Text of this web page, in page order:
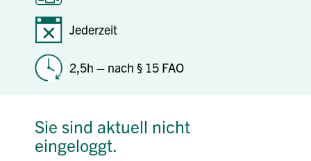
Jederzeit
2,5h – nach § 15 FAO
Sie sind aktuell nicht
eingeloggt.